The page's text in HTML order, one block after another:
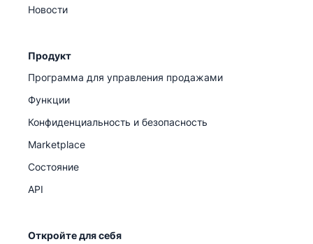
Новости
Продукт
Программа для управления продажами
Функции
Конфиденциальность и безопасность
Marketplace
Состояние
API
Откройте для себя